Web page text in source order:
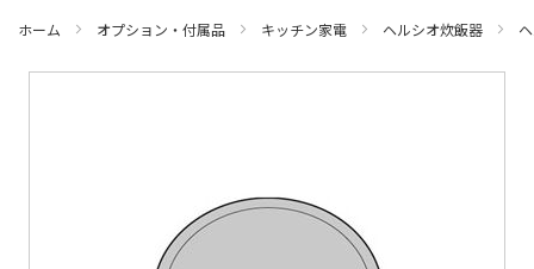
ホーム オプション・付属品 キッチン家電 ヘルシオ炊飯器